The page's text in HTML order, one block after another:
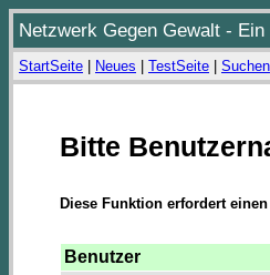
Netzwerk Gegen Gewalt -
StartSeite Neues TestSeite Suchen
Bitte
Diese Funktion erfordert
Benutzer